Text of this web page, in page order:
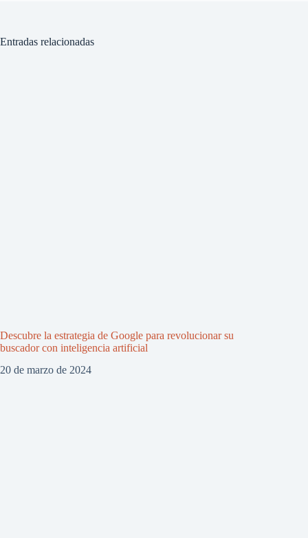
Entradas relacionadas
Descubre la estrategia de Google para revolucionar su
buscador con inteligencia artificial
20 de marzo de 2024